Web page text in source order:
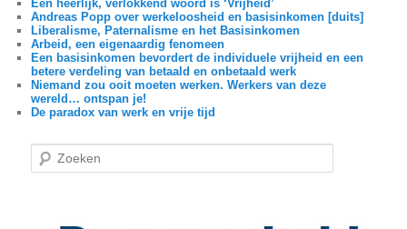
Een heerlijk, verlokkend woord is ‘Vrijheid’
Andreas Popp over werkeloosheid en basisinkomen [duits]
Liberalisme, Paternalisme en het Basisinkomen
Arbeid, een eigenaardig fenomeen
Een basisinkomen bevordert de individuele vrijheid en een
betere verdeling van betaald en onbetaald werk
Niemand zou ooit moeten werken. Werkers van deze
wereld… ontspan je!
De paradox van werk en vrije tijd
e